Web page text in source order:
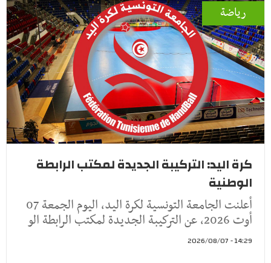
رياضة
كرة اليد: التركيبة الجديدة لمكتب الرابطة
الوطنية
أعلنت الجامعة التونسية لكرة اليد، اليوم الجمعة 07
أوت 2026، عن التركيبة الجديدة لمكتب الرابطة الو
14:29 - 2026/08/07